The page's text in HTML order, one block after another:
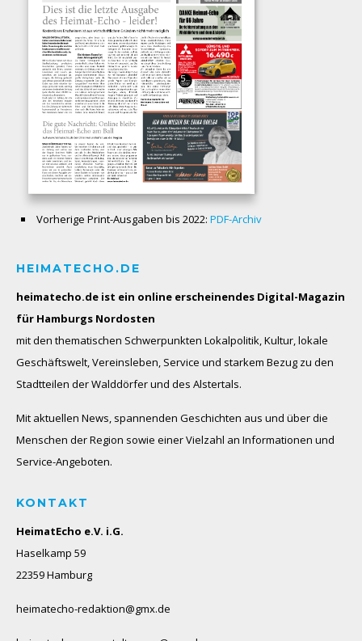
Vorherige Print-Ausgaben bis 2022: PDF-Archiv
HEIMATECHO.DE
heimatecho.de ist ein online erscheinendes Digital-Magazin
für Hamburgs Nordosten
mit den thematischen Schwerpunkten Lokalpolitik, Kultur, lokale
Geschäftswelt, Vereinsleben, Service und starkem Bezug zu den
Stadtteilen der Walddörfer und des Alstertals.
Mit aktuellen News, spannenden Geschichten aus und über die
Menschen der Region sowie einer Vielzahl an Informationen und
Service-Angeboten.
KONTAKT
HeimatEcho e.V. i.G.
Haselkamp 59
22359 Hamburg
heimatecho-redaktion@gmx.de